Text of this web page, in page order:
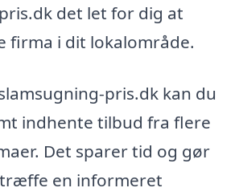
det let for dig at
firma i dit lokalområde.
pris.dk kan du
indhente tilbud fra flere
Det sparer tid og gør
en informeret